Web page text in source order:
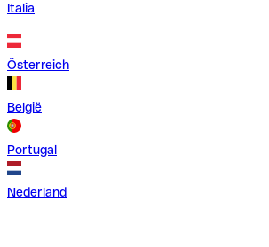
Italia
Österreich
België
Portugal
Nederland